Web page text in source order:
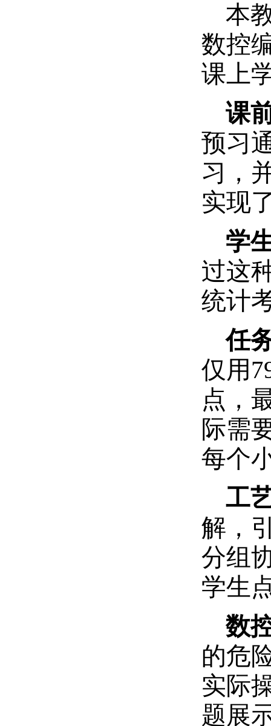
本
数控
课上
课
预习
习，
实现
学
过这
统计
任
仅用
点，
际需
每个
工
解，
分组
学生
数
的危
实际
题展